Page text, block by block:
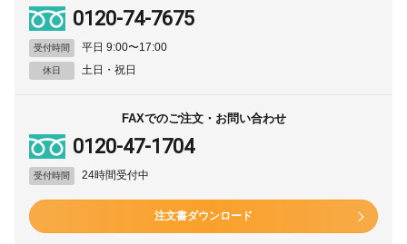
0120-74-7675
受付時間 平日 9:00〜17:00
休日 土日・祝日
FAXでのご注文・お問い合わせ
0120-47-1704
受付時間 24時間受付中
注文書ダウンロード